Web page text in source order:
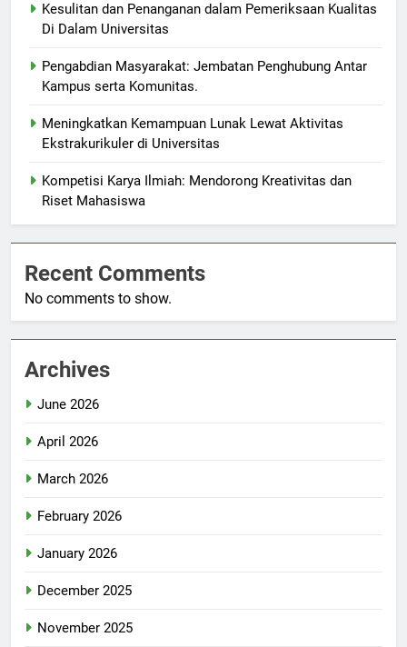
Kesulitan dan Penanganan dalam Pemeriksaan Kualitas
Di Dalam Universitas
Pengabdian Masyarakat: Jembatan Penghubung Antar
Kampus serta Komunitas.
Meningkatkan Kemampuan Lunak Lewat Aktivitas
Ekstrakurikuler di Universitas
Kompetisi Karya Ilmiah: Mendorong Kreativitas dan
Riset Mahasiswa
Recent Comments
No comments to show.
Archives
June 2026
April 2026
March 2026
February 2026
January 2026
December 2025
November 2025